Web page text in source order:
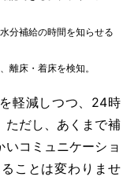
分補給の時間を知らせる
離床・着床を検知。
軽減しつつ、24時
ただし、あくまで補
コミュニケーショ
ことは変わりませ